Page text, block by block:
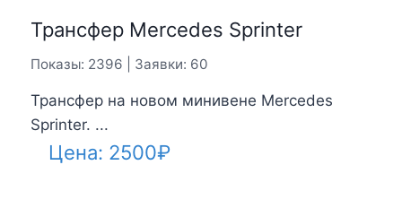
Трансфер Mercedes Sprinter
Показы: 2396 | Заявки: 60
Трансфер на новом минивене Mercedes
Sprinter. ...
Цена: 2500₽